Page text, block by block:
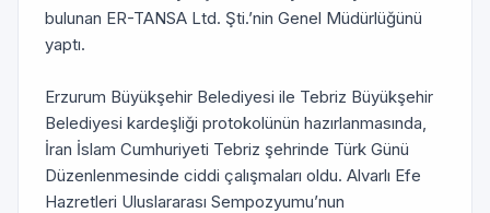
bulunan ER-TANSA Ltd. Şti.’nin Genel Müdürlüğünü
yaptı.
Erzurum Büyükşehir Belediyesi ile Tebriz Büyükşehir
Belediyesi kardeşliği protokolünün hazırlanmasında,
İran İslam Cumhuriyeti Tebriz şehrinde Türk Günü
Düzenlenmesinde ciddi çalışmaları oldu. Alvarlı Efe
Hazretleri Uluslararası Sempozyumu’nun